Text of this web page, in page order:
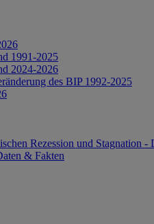
1991-2025
2024-2026
des BIP 1992-2025
Rezession und Stagnation -
& Fakten